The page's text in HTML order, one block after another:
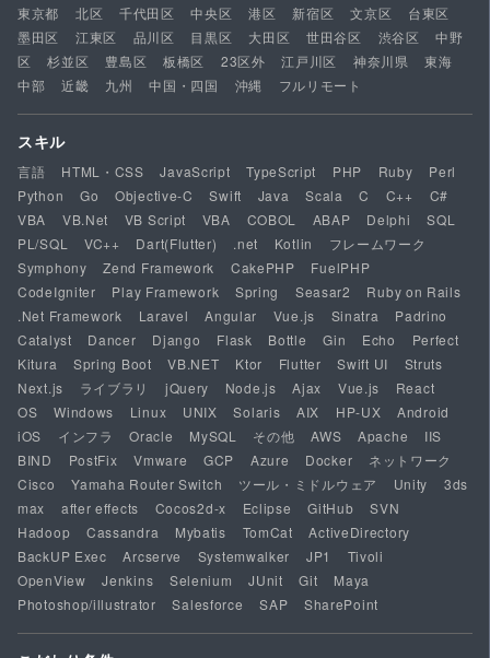
東京都
北区 千代田区 中央区 港区 新宿区 文京区
台東区
墨田区
江東区 品川区 目黒区 大田区 世田谷区 渋谷区
中野
区
杉並区 豊島区 板橋区 23区外 江戸川区 神奈川県
東海
中部
近畿 九州 中国・四国 沖縄 フルリモート
スキル
言語 HTML・CSS JavaScript TypeScript PHP Ruby
Perl
Python
Go Objective-C Swift Java Scala C C++
C#
VBA
VB.Net VB Script VBA COBOL ABAP Delphi
SQL
PL/SQL
VC++ Dart(Flutter) .net Kotlin
フレームワーク
Symphony
Zend Framework CakePHP
FuelPHP
CodeIgniter
Play Framework Spring Seasar2
Ruby on Rails
.Net Framework
Laravel Angular Vue.js Sinatra
Padrino
Catalyst
Dancer Django Flask Bottle Gin Echo
Perfect
Kitura
Spring Boot VB.NET Ktor Flutter Swift UI
Struts
Next.js
ライブラリ jQuery Node.js Ajax Vue.js
React
OS
Windows Linux UNIX Solaris AIX HP-UX
Android
iOS
インフラ Oracle MySQL その他 AWS Apache
IIS
BIND
PostFix Vmware GCP Azure Docker
ネットワーク
Cisco
Yamaha Router Switch ツール・ミドルウェア Unity
3ds
max
after effects Cocos2d-x Eclipse GitHub
SVN
Hadoop
Cassandra Mybatis TomCat
ActiveDirectory
BackUP Exec
Arcserve Systemwalker JP1
Tivoli
OpenView
Jenkins Selenium JUnit Git
Maya
Photoshop/illustrator
Salesforce SAP SharePoint